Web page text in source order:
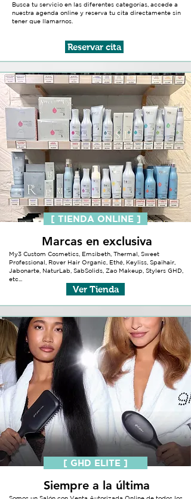
Busca tu servicio en las diferentes categorías, accede a
nuestra agenda online y reserva tu cita directamente sin
tener que llamarnos.
Reservar cita
[ TIENDA ONLINE ]
Marcas en exclusiva
My3 Custom Cosmetics, Emsibeth, Thermal, Sweet
Professional, Rover Hair Organic, Ethé, Keyliss, Spaihair,
Jabonarte, NaturLab, SabSolids, Zao Makeup, Stylers GHD,
etc...
Ver Tienda
[ GHD ELITE ]
Siempre a la última